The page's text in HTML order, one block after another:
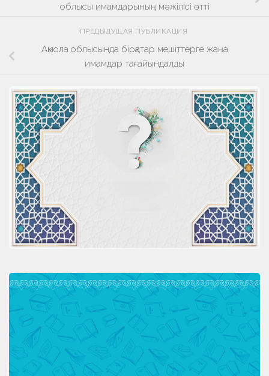
облысы имамдарының мәжілісі өтті
ПРЕДЫДУЩАЯ ПУБЛИКАЦИЯ
Ақмола облысында бірқатар мешіттерге жаңа
имамдар тағайындалды